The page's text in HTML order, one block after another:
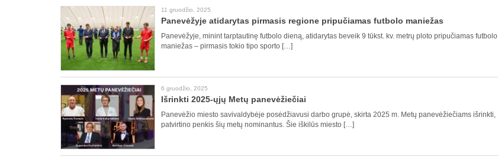
11 gruodžio, 2025
Panevėžyje atidarytas pirmasis regione pripučiamas futbolo maniežas
Panevėžyje, minint tarptautinę futbolo dieną, atidarytas beveik 9 tūkst. kv. metrų ploto pripučiamas futbolo
maniežas – pirmasis tokio tipo sporto […]
6 gruodžio, 2025
Išrinkti 2025-ųjų Metų panevėžiečiai
Panevėžio miesto savivaldybėje posėdžiavusi darbo grupė, skirta 2025 m. Metų panevėžiečiams išrinkti,
patvirtino penkis šių metų nominantus. Šie iškilūs miesto […]